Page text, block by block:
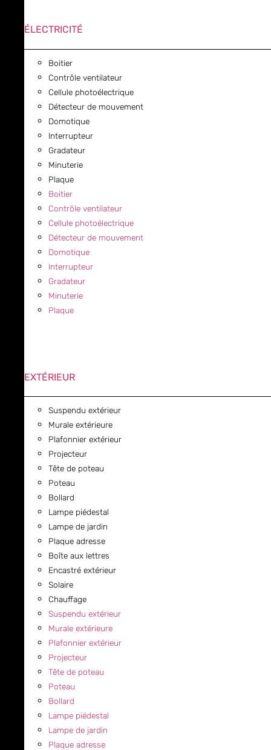
ÉLECTRICITÉ
Boitier
Contrôle ventilateur
Cellule photoélectrique
Détecteur de mouvement
Domotique
Interrupteur
Gradateur
Minuterie
Plaque
Boitier
Contrôle ventilateur
Cellule photoélectrique
Détecteur de mouvement
Domotique
Interrupteur
Gradateur
Minuterie
Plaque
EXTÉRIEUR
Suspendu extérieur
Murale extérieure
Plafonnier extérieur
Projecteur
Tête de poteau
Poteau
Bollard
Lampe piédestal
Lampe de jardin
Plaque adresse
Boîte aux lettres
Encastré extérieur
Solaire
Chauffage
Suspendu extérieur
Murale extérieure
Plafonnier extérieur
Projecteur
Tête de poteau
Poteau
Bollard
Lampe piédestal
Lampe de jardin
Plaque adresse